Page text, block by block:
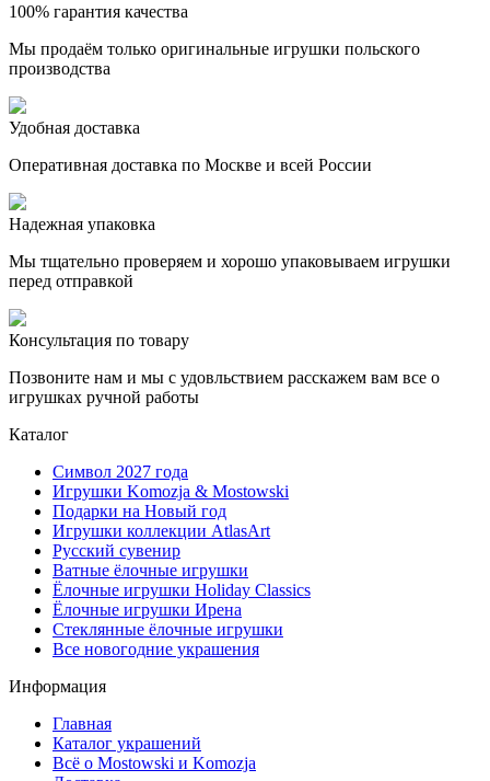
100% гарантия качества
Мы продаём только оригинальные игрушки польского
производства
Удобная доставка
Оперативная доставка по Москве и всей России
Надежная упаковка
Мы тщательно проверяем и хорошо упаковываем игрушки
перед отправкой
Консультация по товару
Позвоните нам и мы с удовльствием расскажем вам все о
игрушках ручной работы
Каталог
Символ 2027 года
Игрушки Komozja & Mostowski
Подарки на Новый год
Игрушки коллекции AtlasArt
Русский сувенир
Ватные ёлочные игрушки
Ёлочные игрушки Holiday Classics
Ëлочные игрушки Ирена
Стеклянные ёлочные игрушки
Все новогодние украшения
Информация
Главная
Каталог украшений
Всё о Mostowski и Komozja